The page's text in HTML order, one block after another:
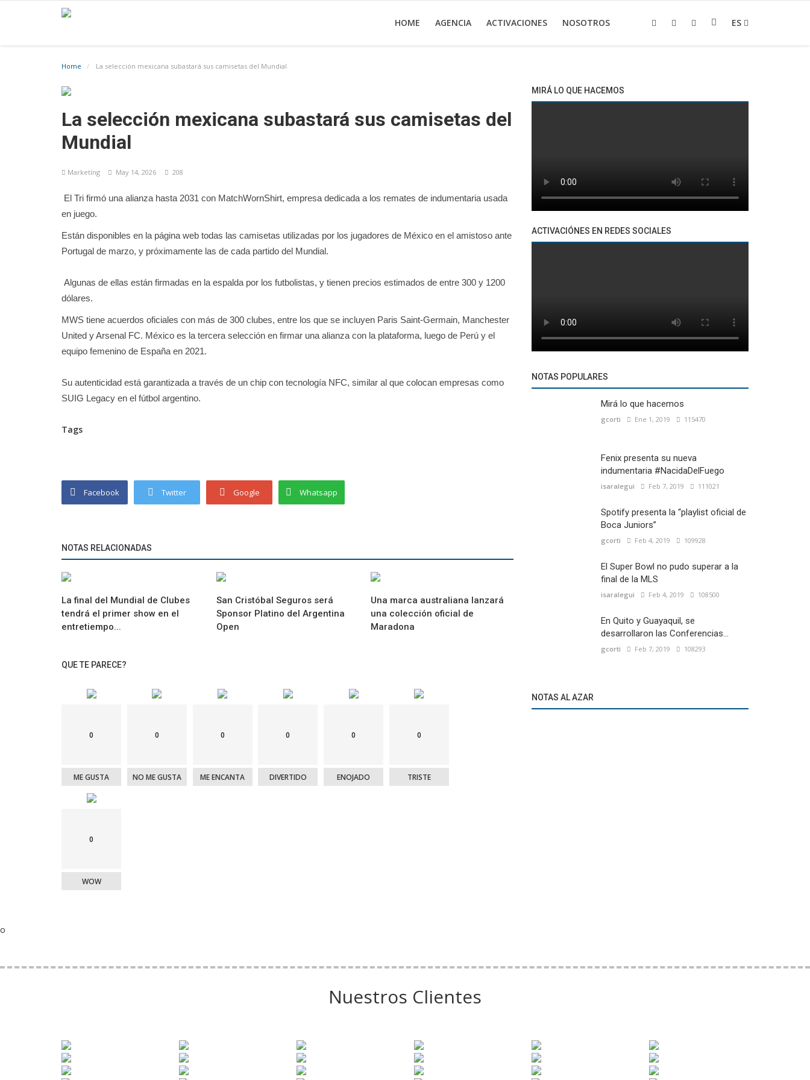
HOME AGENCIA ACTIVACIONES NOSOTROS ES
Home La selección mexicana subastará sus camisetas del Mundial
La selección mexicana subastará sus camisetas del
Mundial
Marketíng May 14, 2026 208
El Tri firmó una alianza hasta 2031 con MatchWornShirt, empresa dedicada a los remates de indumentaria usada
en juego.
Están disponibles en la página web todas las camisetas utilizadas por los jugadores de México en el amistoso ante
Portugal de marzo, y próximamente las de cada partido del Mundial.
Algunas de ellas están firmadas en la espalda por los futbolistas, y tienen precios estimados de entre 300 y 1200
dólares.
MWS tiene acuerdos oficiales con más de 300 clubes, entre los que se incluyen Paris Saint-Germain, Manchester
United y Arsenal FC. México es la tercera selección en firmar una alianza con la plataforma, luego de Perú y el
equipo femenino de España en 2021.
Su autenticidad está garantizada a través de un chip con tecnología NFC, similar al que colocan empresas como
SUIG Legacy en el fútbol argentino.
Tags
Facebook Twitter Google Whatsapp
NOTAS RELACIONADAS
La final del Mundial de Clubes
tendrá el primer show en el
entretiempo...
San Cristóbal Seguros será
Sponsor Platino del Argentina
Open
Una marca australiana lanzará
una colección oficial de
Maradona
QUE TE PARECE?
0
ME GUSTA
0
NO ME GUSTA
0
ME ENCANTA
0
DIVERTIDO
0
ENOJADO
0
TRISTE
0
WOW
MIRÁ LO QUE HACEMOS
ACTIVACIÓNES EN REDES SOCIALES
NOTAS POPULARES
Mirá lo que hacemos
gcorti Ene 1, 2019 115470
Fenix presenta su nueva
indumentaria #NacidaDelFuego
isaralegui Feb 7, 2019 111021
Spotify presenta la “playlist oficial de
Boca Juniors”
gcorti Feb 4, 2019 109928
El Super Bowl no pudo superar a la
final de la MLS
isaralegui Feb 4, 2019 108500
En Quito y Guayaquil, se
desarrollaron las Conferencias...
gcorti Feb 7, 2019 108293
NOTAS AL AZAR
o
Nuestros Clientes